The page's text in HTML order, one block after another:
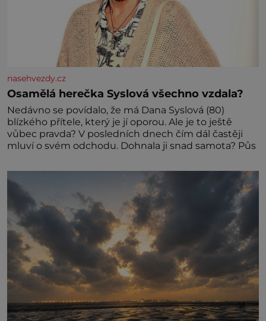
nasehvezdy.cz
Osamělá herečka Syslová všechno vzdala?
Nedávno se povídalo, že má Dana Syslová (80)
blízkého přítele, který je jí oporou. Ale je to ještě
vůbec pravda? V posledních dnech čím dál častěji
mluví o svém odchodu. Dohnala ji snad samota? Půs